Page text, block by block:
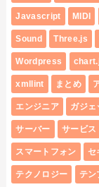
Javascript MIDI
Sound Three.js
Wordpress
xmllint まとめ
エンジニア ガジェ
サーバー サービス
スマートフォン セ
テクノロジー テン